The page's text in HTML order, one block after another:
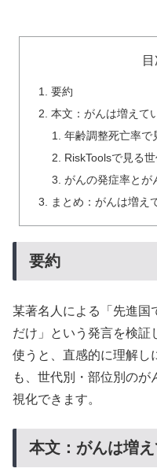
要約
本文：がんは増えて
年齢調整死亡率で
RiskToolsで見る
がんの発症率とが
まとめ：がんは増え
要約
某著名人による「先進国
だけ」という発言を検証
使うと、直感的に理解し
も、世代別・部位別の
視化できます。
本文：がんは増